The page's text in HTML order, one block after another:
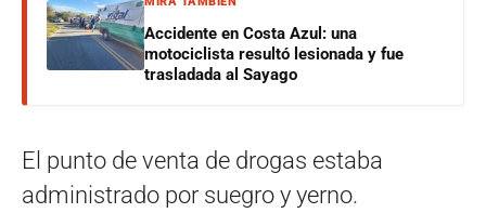
Accidente en Costa Azul: una
motociclista resultó lesionada y fue
trasladada al Sayago
El punto de venta de drogas estaba
administrado por suegro y yerno.